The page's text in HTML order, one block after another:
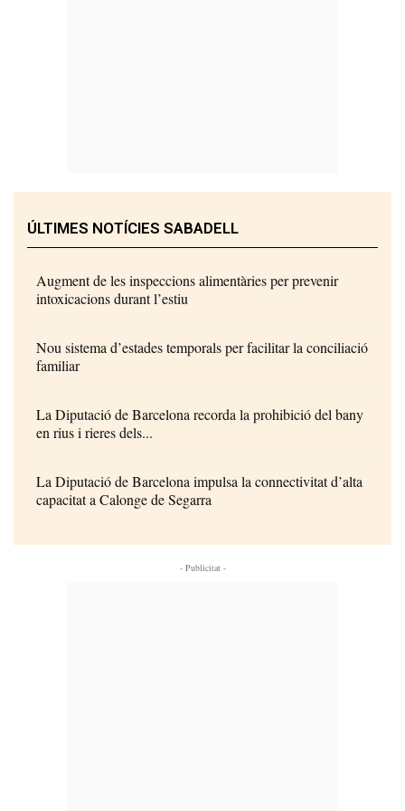
ÚLTIMES NOTÍCIES SABADELL
Augment de les inspeccions alimentàries per prevenir
intoxicacions durant l’estiu
Nou sistema d’estades temporals per facilitar la conciliació
familiar
La Diputació de Barcelona recorda la prohibició del bany
en rius i rieres dels...
La Diputació de Barcelona impulsa la connectivitat d’alta
capacitat a Calonge de Segarra
- Publicitat -